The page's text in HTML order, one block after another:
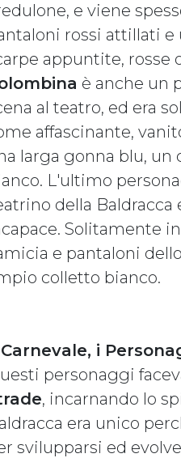
e viene
rossi attillati e
appuntite, rosse
è anche un
al teatro, ed era
affascinante,
larga gonna blu,
L'ultimo
della Baldracca
Solitamente
e pantaloni
colletto bianco.
i
personaggi
, incarnando lo
era unico
svilupparsi ed